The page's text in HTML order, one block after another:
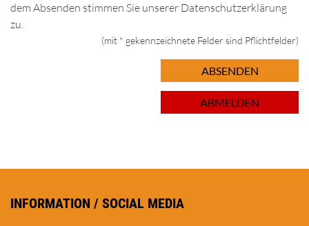
dem Absenden stimmen Sie unserer Datenschutzerklärung
zu.
(mit * gekennzeichnete Felder sind Pflichtfelder)
ABSENDEN
ABMELDEN
INFORMATION / SOCIAL MEDIA